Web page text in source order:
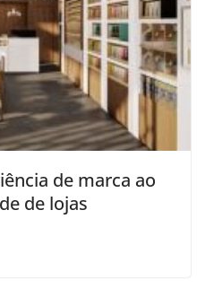
de marca ao
de lojas